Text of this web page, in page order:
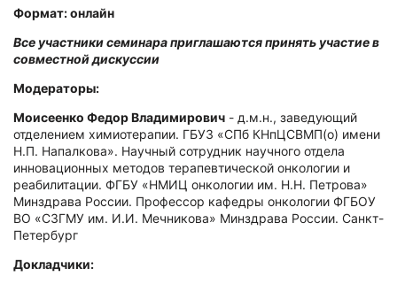
Формат: онлайн
Все участники семинара приглашаются принять участие в
совместной дискуссии
Модераторы:
Моисеенко Федор Владимирович - д.м.н., заведующий
отделением химиотерапии. ГБУЗ «СПб КНпЦСВМП(о) имени
Н.П. Напалкова». Научный сотрудник научного отдела
инновационных методов терапевтической онкологии и
реабилитации. ФГБУ «НМИЦ онкологии им. Н.Н. Петрова»
Минздрава России. Профессор кафедры онкологии ФГБОУ
ВО «СЗГМУ им. И.И. Мечникова» Минздрава России. Санкт-
Петербург
Докладчики: